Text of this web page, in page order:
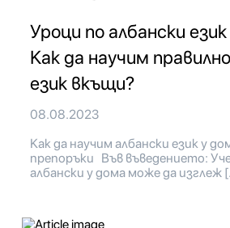
Уроци по албански
Как да научим
език вкъщи?
08.08.2023
Как да научим албански език у
препоръки Във въведението:
албански у дома може да изглеж